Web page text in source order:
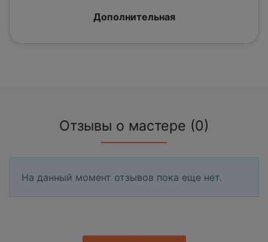
Дополнительная
Отзывы о мастере (0)
На данный момент отзывов пока еще нет.